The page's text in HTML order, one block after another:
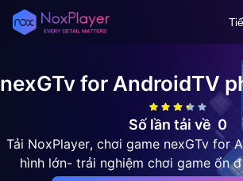
nexGTv for AndroidTV
Số lần tải về 0
Tải NoxPlayer, chơi game nexGTv for
hình lớn- trải nghiệm chơi game ổn